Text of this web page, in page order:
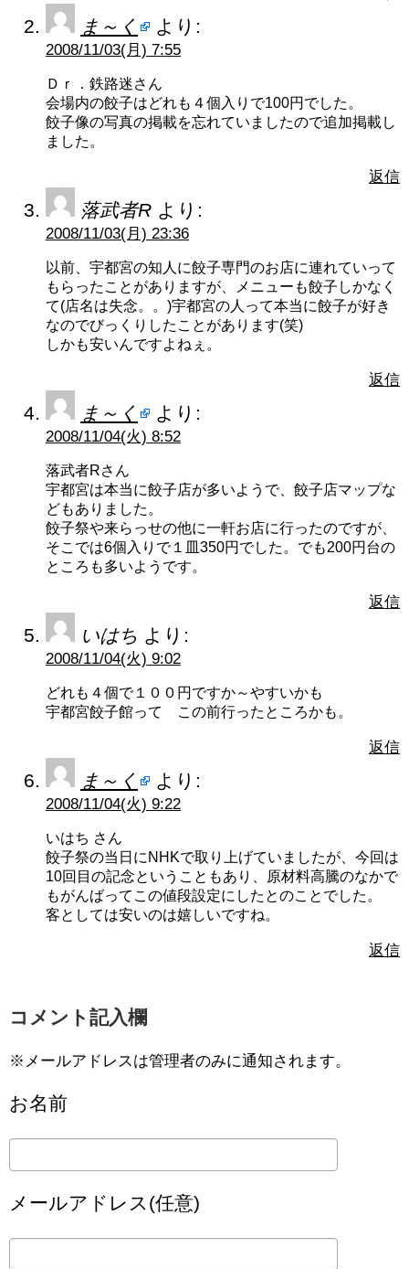
ま～く より:
2008/11/03(月) 7:55
Ｄｒ．鉄路迷さん
会場内の餃子はどれも４個入りで100円でした。
餃子像の写真の掲載を忘れていましたので追加掲載し
ました。
返信
落武者R より:
2008/11/03(月) 23:36
以前、宇都宮の知人に餃子専門のお店に連れていって
もらったことがありますが、メニューも餃子しかなく
て(店名は失念。。)宇都宮の人って本当に餃子が好き
なのでびっくりしたことがあります(笑)
しかも安いんですよねぇ。
返信
ま～く より:
2008/11/04(火) 8:52
落武者Rさん
宇都宮は本当に餃子店が多いようで、餃子店マップな
どもありました。
餃子祭や来らっせの他に一軒お店に行ったのですが、
そこでは6個入りで１皿350円でした。でも200円台の
ところも多いようです。
返信
いはち より:
2008/11/04(火) 9:02
どれも４個で１００円ですか～やすいかも
宇都宮餃子館って この前行ったところかも。
返信
ま～く より:
2008/11/04(火) 9:22
いはち さん
餃子祭の当日にNHKで取り上げていましたが、今回は
10回目の記念ということもあり、原材料高騰のなかで
もがんばってこの値段設定にしたとのことでした。
客としては安いのは嬉しいですね。
返信
コメント記入欄
※メールアドレスは管理者のみに通知されます。
お名前
メールアドレス(任意)